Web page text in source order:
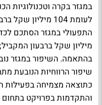
לעומת 104
בהתאמה. השיפור במגזר
שיפור הרווחיות הנובעת
כתוצאה מצמיחה בפעילות
והתקדמות בפרויקט